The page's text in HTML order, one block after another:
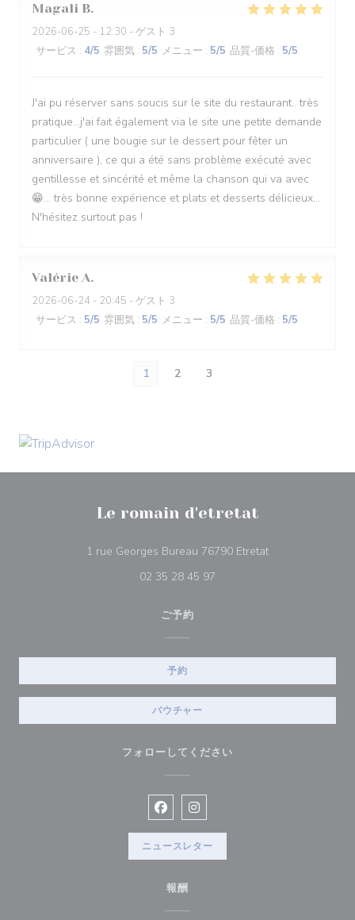
Magali B
2026-06-25 - 12:30 - ゲスト 3
サービス : 4/5 雰囲気 : 5/5 メニュー : 5/5 品質-価格 : 5/5
J'ai pu réserver sans soucis sur le site du restaurant.. très
pratique...j'ai fait également via le site une petite demande
particulier ( une bougie sur le dessert pour fêter un
anniversaire ), ce qui a été sans problème exécuté avec
gentillesse et sincérité et même la chanson qui va avec
😁... très bonne expérience et plats et desserts délicieux...
N'hésitez surtout pas !
Valérie A
2026-06-24 - 20:45 - ゲスト 3
サービス : 5/5 雰囲気 : 5/5 メニュー : 5/5 品質-価格 : 5/5
1 2 3
Le romain d'etretat
1 rue Georges Bureau 76790 Etretat((新しいウィン
02 35 28 45 97
ご予約
予約
バウチャー
フォローしてください
Facebook ((新しいウィンドウで
Instagram ((新しいウィンド
ニュースレター
報酬